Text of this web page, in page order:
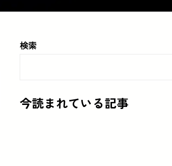
検索
今読まれている記事